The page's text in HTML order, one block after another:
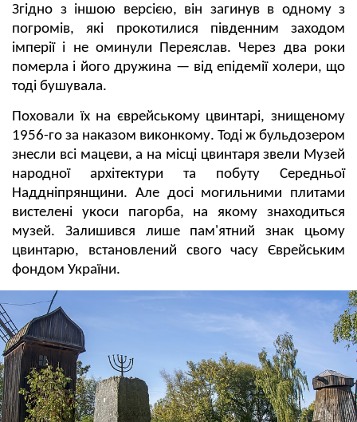
Згідно з іншою версією, він загинув в одному з
погромів, які прокотилися південним заходом
імперії і не оминули Переяслав. Через два роки
померла і його дружина — від епідемії холери, що
тоді бушувала.
Поховали їх на єврейському цвинтарі, знищеному
1956-го за наказом виконкому. Тоді ж бульдозером
знесли всі мацеви, а на місці цвинтаря звели Музей
народної архітектури та побуту Середньої
Наддніпрянщини. Але досі могильними плитами
вистелені укоси пагорба, на якому знаходиться
музей. Залишився лише пам'ятний знак цьому
цвинтарю, встановлений свого часу Єврейським
фондом України.